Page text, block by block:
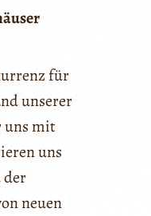
für
unserer
uns mit
uns
der
neuen